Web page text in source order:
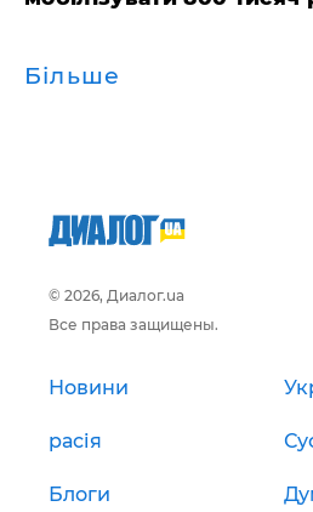
Більше
© 2026, Диалог.ua
Все права защищены.
Новини
расія
Блоги